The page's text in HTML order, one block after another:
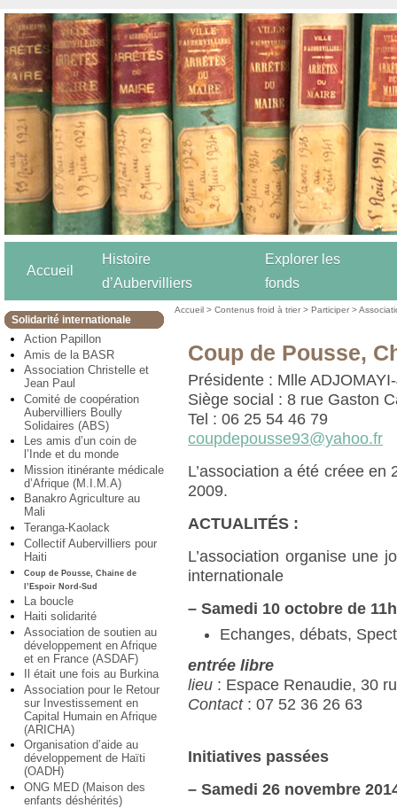
Accueil
Histoire
d’Aubervilliers
Explorer les
fonds
Solidarité internationale
Action Papillon
Amis de la BASR
Association Christelle et
Jean Paul
Comité de coopération
Aubervilliers Boully
Solidaires (ABS)
Les amis d’un coin de
l’Inde et du monde
Mission itinérante médicale
d’Afrique (M.I.M.A)
Banakro Agriculture au
Mali
Teranga-Kaolack
Collectif Aubervilliers pour
Haiti
Coup de Pousse, Chaine de
l’Espoir Nord-Sud
La boucle
Haiti solidarité
Association de soutien au
développement en Afrique
et en France (ASDAF)
Il était une fois au Burkina
Association pour le Retour
sur Investissement en
Capital Humain en Afrique
(ARICHA)
Organisation d’aide au
développement de Haïti
(OADH)
ONG MED (Maison des
enfants déshérités)
Accueil >Contenus froid à trier >Participer >
Coup de Pousse,
Présidente : Mlle
Siège social : 8 rue Gaston
Tel : 06 25 54 46 79
coupdepousse93@yahoo.fr
L’association a été créee
2009.
ACTUALITÉS :
L’association organise une
internationale
– Samedi 10 octobre de
Echanges, débats,
entrée libre
lieu : Espace Renaudie, 30
Contact: 07 52 36 26 63
Initiatives passées
– Samedi 26 novembre